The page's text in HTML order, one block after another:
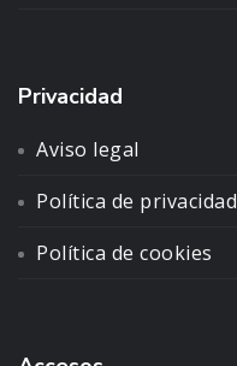
Privacidad
Aviso legal
Política de privacidad
Política de cookies